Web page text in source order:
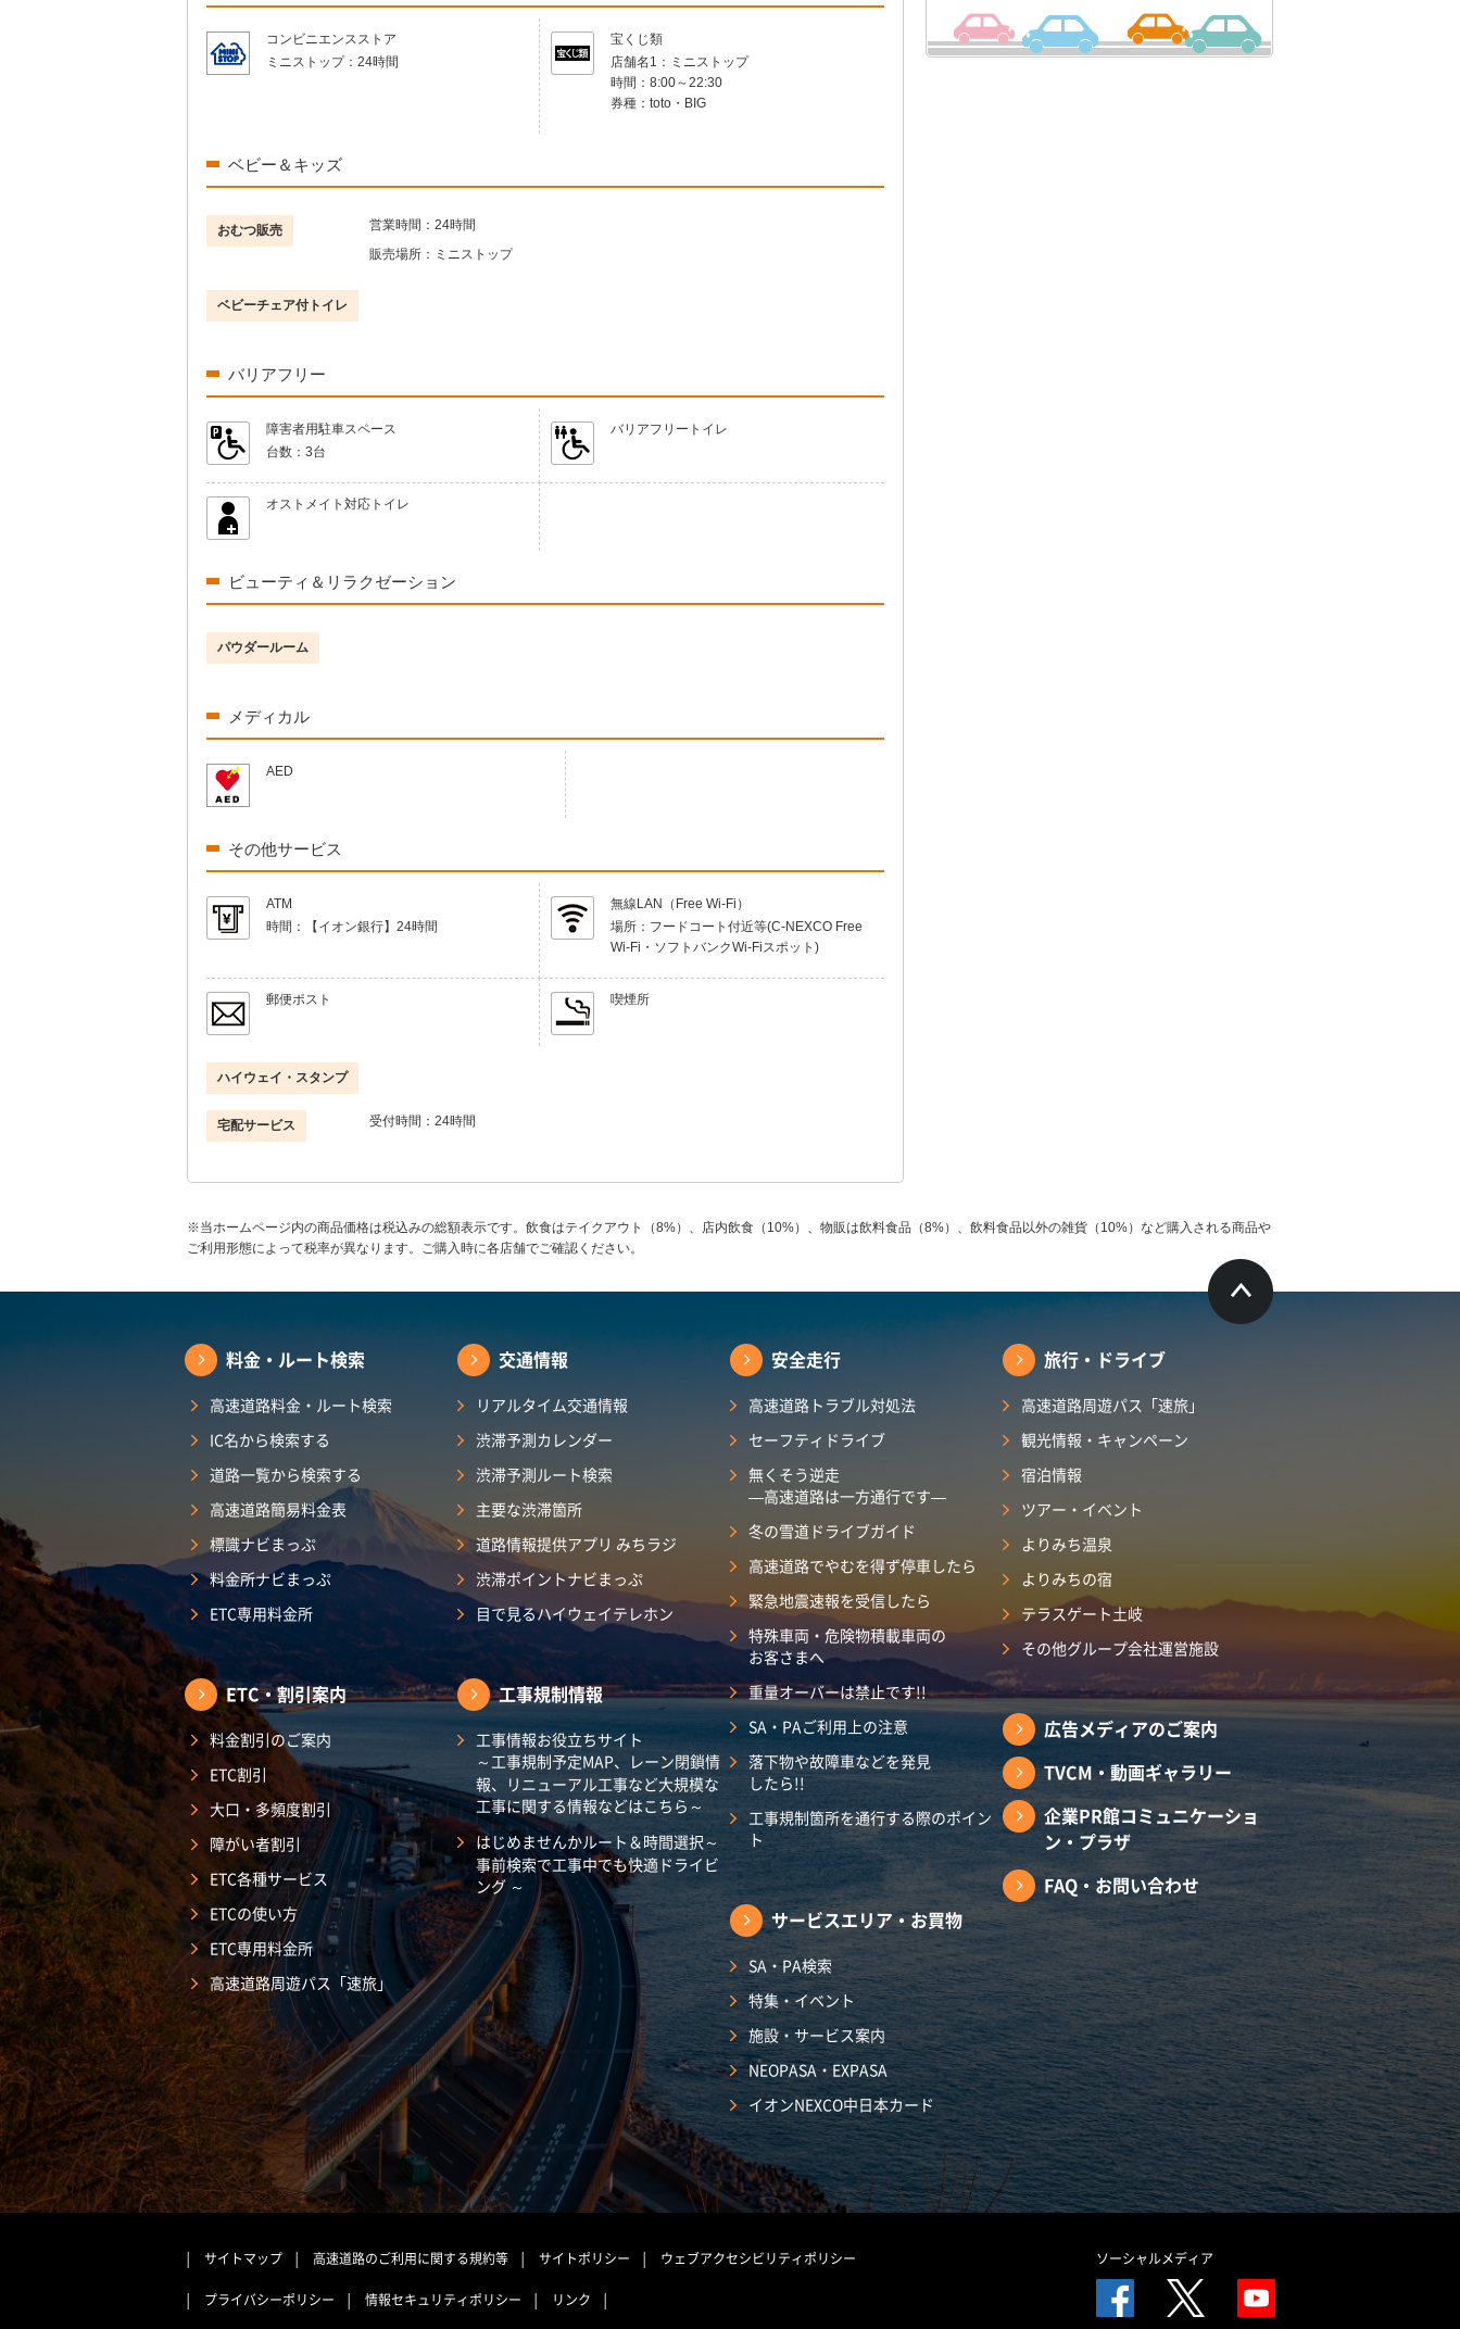
コンビニエンスストア
ミニストップ： 24時間
宝くじ類
店舗名1： ミニストップ
時間： 8:00～22:30
券種： toto・BIG
ベビー＆キッズ
おむつ販売 営業時間： 24時間
販売場所： ミニストップ
ベビーチェア付トイレ
バリアフリー
障害者用駐車スペース
台数： 3台
バリアフリートイレ
オストメイト対応トイレ
ビューティ＆リラクゼーション
パウダールーム
メディカル
AED
その他サービス
ATM
時間：
【イオン銀行】24時間
無線LAN（Free Wi-Fi）
場所： フードコート付近等(C-NEXCO Free
Wi-Fi・ソフトバンクWi-Fiスポット)
郵便ポスト 喫煙所
ハイウェイ・スタンプ
宅配サービス 受付時間： 24時間
※当ホームページ内の商品価格は税込みの総額表示です。飲食はテイクアウト（8%）、店内飲食（10%）、物販は飲料食品（8%）、飲料食品以外の雑貨（10%）など購入される商品や
ご利用形態によって税率が異なります。ご購入時に各店舗でご確認ください。
料金・ルート検索
高速道路料金・ルート検索
IC名から検索する
道路一覧から検索する
高速道路簡易料金表
標識ナビまっぷ
料金所ナビまっぷ
ETC専用料金所
ETC・割引案内
料金割引のご案内
ETC割引
大口・多頻度割引
障がい者割引
ETC各種サービス
ETCの使い方
ETC専用料金所
高速道路周遊パス「速旅」
交通情報
リアルタイム交通情報
渋滞予測カレンダー
渋滞予測ルート検索
主要な渋滞箇所
道路情報提供アプリ みちラジ
渋滞ポイントナビまっぷ
目で見るハイウェイテレホン
工事規制情報
工事情報お役立ちサイト
～工事規制予定MAP、レーン閉鎖情
報、リニューアル工事など大規模な
工事に関する情報などはこちら～
はじめませんかルート＆時間選択～
事前検索で工事中でも快適ドライビ
ング ～
安全走行
高速道路トラブル対処法
セーフティドライブ
無くそう逆走
―高速道路は一方通行です―
冬の雪道ドライブガイド
高速道路でやむを得ず停車したら
緊急地震速報を受信したら
特殊車両・危険物積載車両の
お客さまへ
重量オーバーは禁止です!!
SA・PAご利用上の注意
落下物や故障車などを発見
したら!!
工事規制箇所を通行する際のポイン
ト
サービスエリア・お買物
SA・PA検索
特集・イベント
施設・サービス案内
NEOPASA・EXPASA
イオンNEXCO中日本カード
旅行・ドライブ
高速道路周遊パス「速旅」
観光情報・キャンペーン
宿泊情報
ツアー・イベント
よりみち温泉
よりみちの宿
テラスゲート土岐
その他グループ会社運営施設
広告メディアのご案内
TVCM・動画ギャラリー
企業PR館コミュニケーショ
ン・プラザ
FAQ・お問い合わせ
サイトマップ 高速道路のご利用に関する規約等 サイトポリシー ウェブアクセシビリティポリシー
プライバシーポリシー 情報セキュリティポリシー リンク
ソーシャルメディア